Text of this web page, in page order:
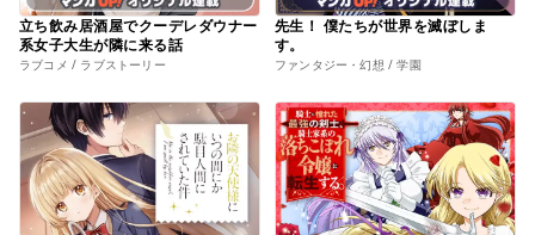
立ち飲み居酒屋でクーデレダウナー
系女子大生が隣に来る話
ラブコメ / ラブストーリー
先生！ 僕たちが世界を滅ぼしま
す。
ファンタジー・幻想 / 学園